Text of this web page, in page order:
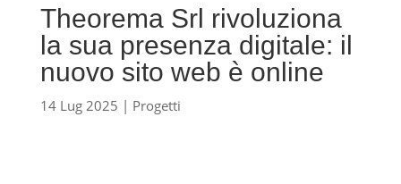
Theorema Srl rivoluziona
la sua presenza digitale: il
nuovo sito web è online
14 Lug 2025 | Progetti